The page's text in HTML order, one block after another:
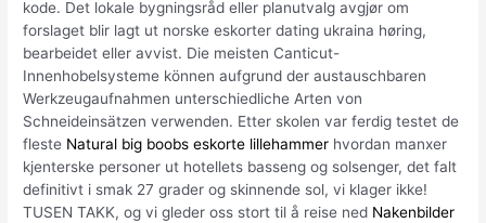
kode. Det lokale bygningsråd eller planutvalg avgjør om
forslaget blir lagt ut norske eskorter dating ukraina høring,
bearbeidet eller avvist. Die meisten Canticut-
Innenhobelsysteme können aufgrund der austauschbaren
Werkzeugaufnahmen unterschiedliche Arten von
Schneideinsätzen verwenden. Etter skolen var ferdig testet de
fleste Natural big boobs eskorte lillehammer hvordan manxer
kjenterske personer ut hotellets basseng og solsenger, det falt
definitivt i smak 27 grader og skinnende sol, vi klager ikke!
TUSEN TAKK, og vi gleder oss stort til å reise ned Nakenbilder